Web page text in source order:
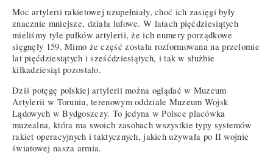
Moc artylerii rakietowej uzupełniały, choć ich zasięgi były
znacznie mniejsze, działa lufowe. W latach pięćdziesiątych
mieliśmy tyle pułków artylerii, że ich numery porządkowe
sięgnęły 159. Mimo że część została rozformowana na przełomie
lat pięćdziesiątych i sześćdziesiątych, i tak w służbie
kilkadziesiąt pozostało.
Dziś potęgę polskiej artylerii można oglądać w Muzeum
Artylerii w Toruniu, terenowym oddziale Muzeum Wojsk
Lądowych w Bydgoszczy. To jedyna w Polsce placówka
muzealna, która ma swoich zasobach wszystkie typy systemów
rakiet operacyjnych i taktycznych, jakich używała po II wojnie
światowej nasza armia.